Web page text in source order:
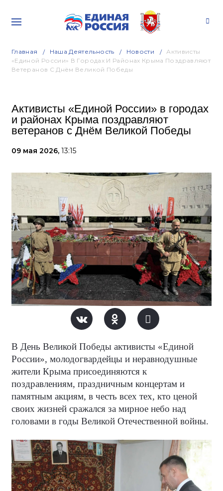
Главная Наша Деятельность Новости
Активисты
«Единой России» В Городах И Районах Крыма Поздравляют
Ветеранов С Днём Великой Победы
Активисты «Единой России» в городах
и районах Крыма поздравляют
ветеранов с Днём Великой Победы
09 мая 2026, 13:15
В День Великой Победы активисты «Единой
России», молодогвардейцы и неравнодушные
жители Крыма присоединяются к
поздравлениям, праздничным концертам и
памятным акциям, в честь всех тех, кто ценой
своих жизней сражался за мирное небо над
головами в годы Великой Отечественной войны.